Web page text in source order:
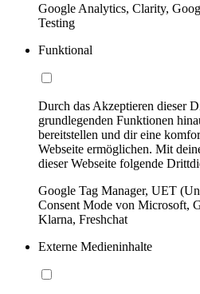
Google Analytics, Clarity,
Testing
Funktional
Durch das Akzeptieren dieser
grundlegenden Funktionen
bereitstellen und dir eine
Webseite ermöglichen. Mit
dieser Webseite folgende
Google Tag Manager, UET
Consent Mode von Microsoft,
Klarna, Freshchat
Externe Medieninhalte